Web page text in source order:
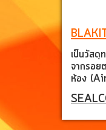
เป็นวัสดุ
จากรอย
ห้อง